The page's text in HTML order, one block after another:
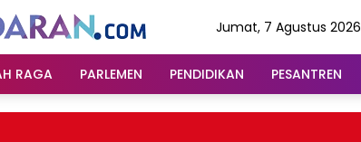
Jumat, 7 Agustus 2026
RAGA PARLEMEN PENDIDIKAN PESANTREN